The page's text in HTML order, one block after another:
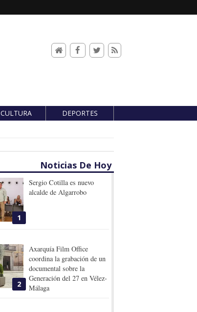
CULTURA DEPORTES
Noticias De Hoy
1
Sergio Cotilla es nuevo
alcalde de Algarrobo
2
Axarquía Film Office
coordina la grabación de un
documental sobre la
Generación del 27 en Vélez-
Málaga